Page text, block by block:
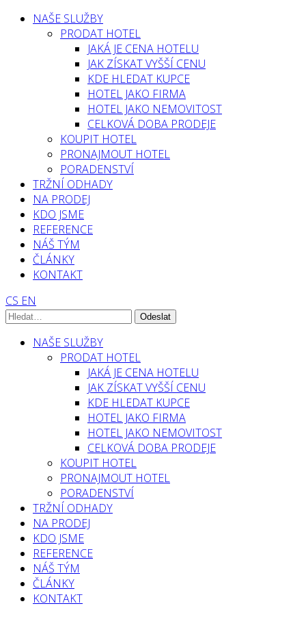
NAŠE SLUŽBY
PRODAT HOTEL
JAKÁ JE CENA HOTELU
JAK ZÍSKAT VYŠŠÍ CENU
KDE HLEDAT KUPCE
HOTEL JAKO FIRMA
HOTEL JAKO NEMOVITOST
CELKOVÁ DOBA PRODEJE
KOUPIT HOTEL
PRONAJMOUT HOTEL
PORADENSTVÍ
TRŽNÍ ODHADY
NA PRODEJ
KDO JSME
REFERENCE
NÁŠ TÝM
ČLÁNKY
KONTAKT
CS EN
NAŠE SLUŽBY
PRODAT HOTEL
JAKÁ JE CENA HOTELU
JAK ZÍSKAT VYŠŠÍ CENU
KDE HLEDAT KUPCE
HOTEL JAKO FIRMA
HOTEL JAKO NEMOVITOST
CELKOVÁ DOBA PRODEJE
KOUPIT HOTEL
PRONAJMOUT HOTEL
PORADENSTVÍ
TRŽNÍ ODHADY
NA PRODEJ
KDO JSME
REFERENCE
NÁŠ TÝM
ČLÁNKY
KONTAKT